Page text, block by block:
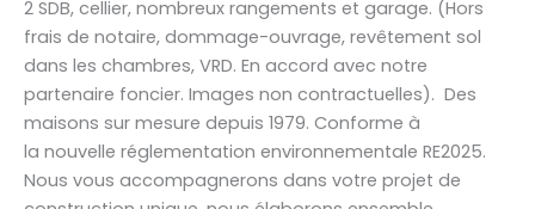
2 SDB, cellier, nombreux rangements et garage. (Hors
frais de notaire, dommage-ouvrage, revêtement sol
dans les chambres, VRD. En accord avec notre
partenaire foncier. Images non contractuelles). Des
maisons sur mesure depuis 1979. Conforme à
la nouvelle réglementation environnementale RE2025.
Nous vous accompagnerons dans votre projet de